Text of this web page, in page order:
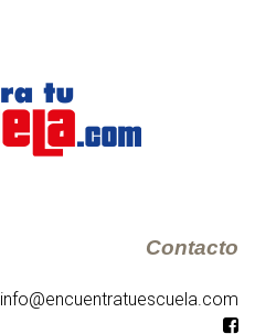
Contacto
info@encuentratuescuela.com